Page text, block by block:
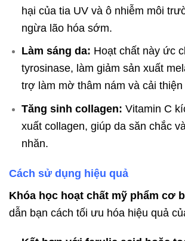
hại của tia UV và ô nhiễm môi
ngừa lão hóa sớm.
Làm sáng da: Hoạt chất này ức
tyrosinase, làm giảm sản xuất
trợ làm mờ thâm nám và cải thiện
Tăng sinh collagen: Vitamin C
xuất collagen, giúp da săn chắc
nhăn.
Cách sử dụng hiệu quả
Khóa học hoạt chất mỹ phẩm cơ
dẫn bạn cách tối ưu hóa hiệu quả